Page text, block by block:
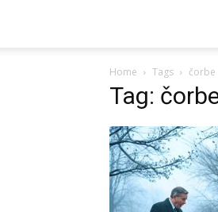
Home Tags čorbe
Tag: